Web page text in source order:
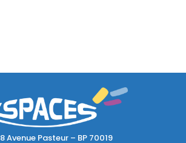
8 Avenue Pasteur – BP 70019